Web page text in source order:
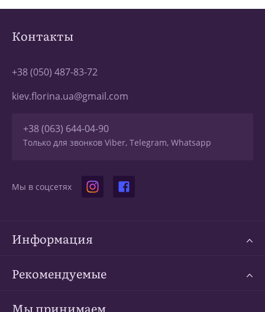
Контакты
+38 (050) 487-83-72
kiev.florina.ua@gmail.com
+38 (063) 644-04-90
Только для звонков Viber, Telegram, Whatsapp
Мы в соцсетях
Информация
Рекомендуемые
Мы принимаем